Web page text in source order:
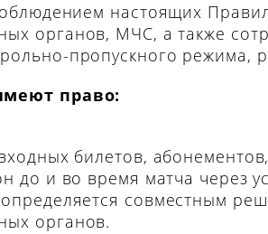
настоящих
органов, МЧС, а также
пропускного режима,
право:
билетов,
до и во время матча через
совместным
органов.